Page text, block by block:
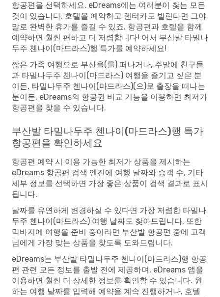
항공편을 선택하세요. eDreams에는 여러분이 찾는 모든
것이 있습니다. 호텔을 예약하고 렌터카도 빌린다면 그야
말로 완벽한 휴가를 즐길 수 있죠. 항공편과 호텔을 함께
예약하면 훨씬 편하고 더 저렴합니다! 어서 부산발 타밀나
두주 첸나이(마드라스)행 특가를 예약하세요!
짧은 가족 여행으로 부산을(를) 떠나거나, 주말에 친구들
과 타밀나두주 첸나이(마드라스) 여행을 즐기고 싶은 분
이든, 타밀나두주 첸나이(마드라스)(으)로 출장을 떠나는
분이든, eDreams의 항공권 비교 기능을 이용하면 최저가
항공편을 찾을 수 있습니다.
부산발 타밀나두주 첸나이(마드라스)행 특가
항공편을 확인하세요
항공편 예약 시 이용 가능한 최저가 상품을 제시하는
eDreams 항공편 검색 엔진에 여행 날짜와 승객 수, 기타
세부 정보를 선택하면 가장 좋은 상품이 검색 결과로 표시
됩니다.
날짜를 유연하게 변경하실 수 있다면 가장 저렴한 타밀나
두주 첸나이(마드라스) 여행 날짜도 찾아드립니다. 또한
막바지에 여행을 준비 중이라면 부산발 항공편 중에 고객
님에게 가장 맞는 상품을 찾도록 도와드립니다.
eDreams는 부산발 타밀나두주 첸나이(마드라스)행 항공
편 관련 모든 정보를 출발 전에 제공하며, eDreams 앱을
이용하면 훨씬 더 상세한 정보를 확인할 수 있습니다. 원
하는 여행 날짜를 입력해 예약을 계속 진행하거나, 호텔